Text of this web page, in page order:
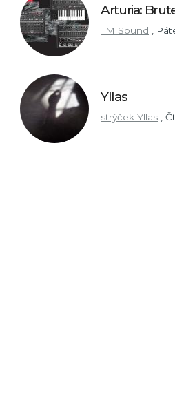
Arturia:
TM Sound
Yllas
strýček Yllas